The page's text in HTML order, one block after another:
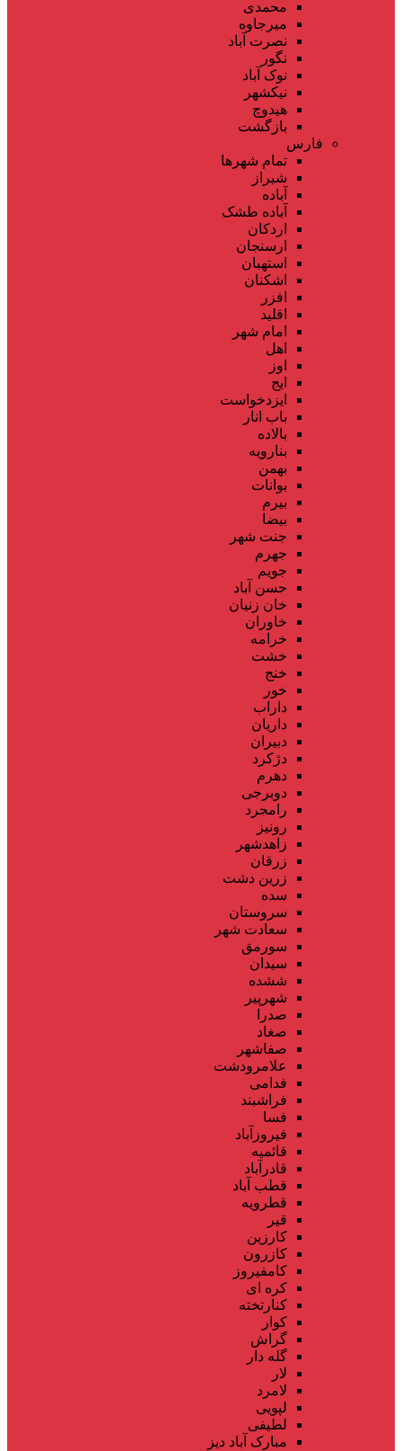
محمدی
میرجاوه
نصرت آباد
نگور
نوک آباد
نیکشهر
هیدوچ
بازگشت
فارس
تمام شهر‌ها
شیراز
آباده
آباده طشک
اردکان
ارسنجان
استهبان
اشکنان
افزر
اقلید
امام شهر
اهل
اوز
ایج
ایزدخواست
باب انار
بالاده
بنارویه
بهمن
بوانات
بیرم
بیضا
جنت شهر
جهرم
جویم
حسن آباد
خان زنیان
خاوران
خرامه
خشت
خنج
خور
داراب
داریان
دبیران
دژکرد
دهرم
دوبرجی
رامجرد
رونیز
زاهدشهر
زرقان
زرین دشت
سده
سروستان
سعادت شهر
سورمق
سیدان
ششده
شهرپیر
صدرا
صغاد
صفاشهر
علامرودشت
فدامی
فراشبند
فسا
فیروزآباد
قائمیه
قادرآباد
قطب آباد
قطرویه
قیر
کارزین
کازرون
کامفیروز
کره ای
کنارتخته
کوار
گراش
گله دار
لار
لامرد
لپویی
لطیفی
مبارک آباد دیز